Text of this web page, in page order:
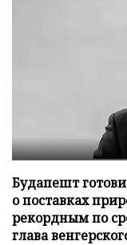
Будапешт
о поставках
рекордным по
глава